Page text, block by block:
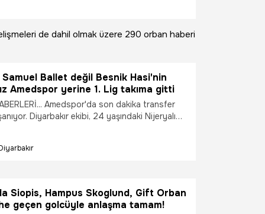
de dahil olmak üzere 290 orban haberi
Ballet değil Besnik Hasi'nin
Amedspor yerine 1. Lig takıma gitti
Amedspor'da son dakika transfer
Diyarbakır ekibi, 24 yaşındaki Nijeryalı
haber geldi, Amedspor yerine 1. Lig ekibini
Siopis, Hampus Skoglund, Gift Orban
geçen golcüyle anlaşma tamam!